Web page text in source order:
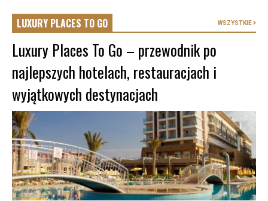
LUXURY PLACES TO GO WSZYSTKIE
Luxury Places To Go – przewodnik po
najlepszych hotelach, restauracjach i
wyjątkowych destynacjach